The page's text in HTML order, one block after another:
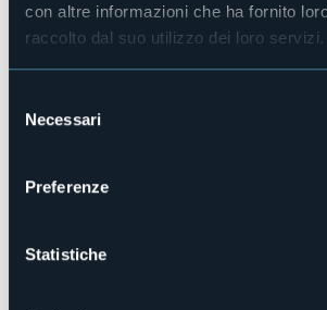
con altre informazioni che ha fornito
raccolto dal suo utilizzo dei loro servizi.
delNecessari
Preferenze
Statistiche
Telefono
Via XX Settembre